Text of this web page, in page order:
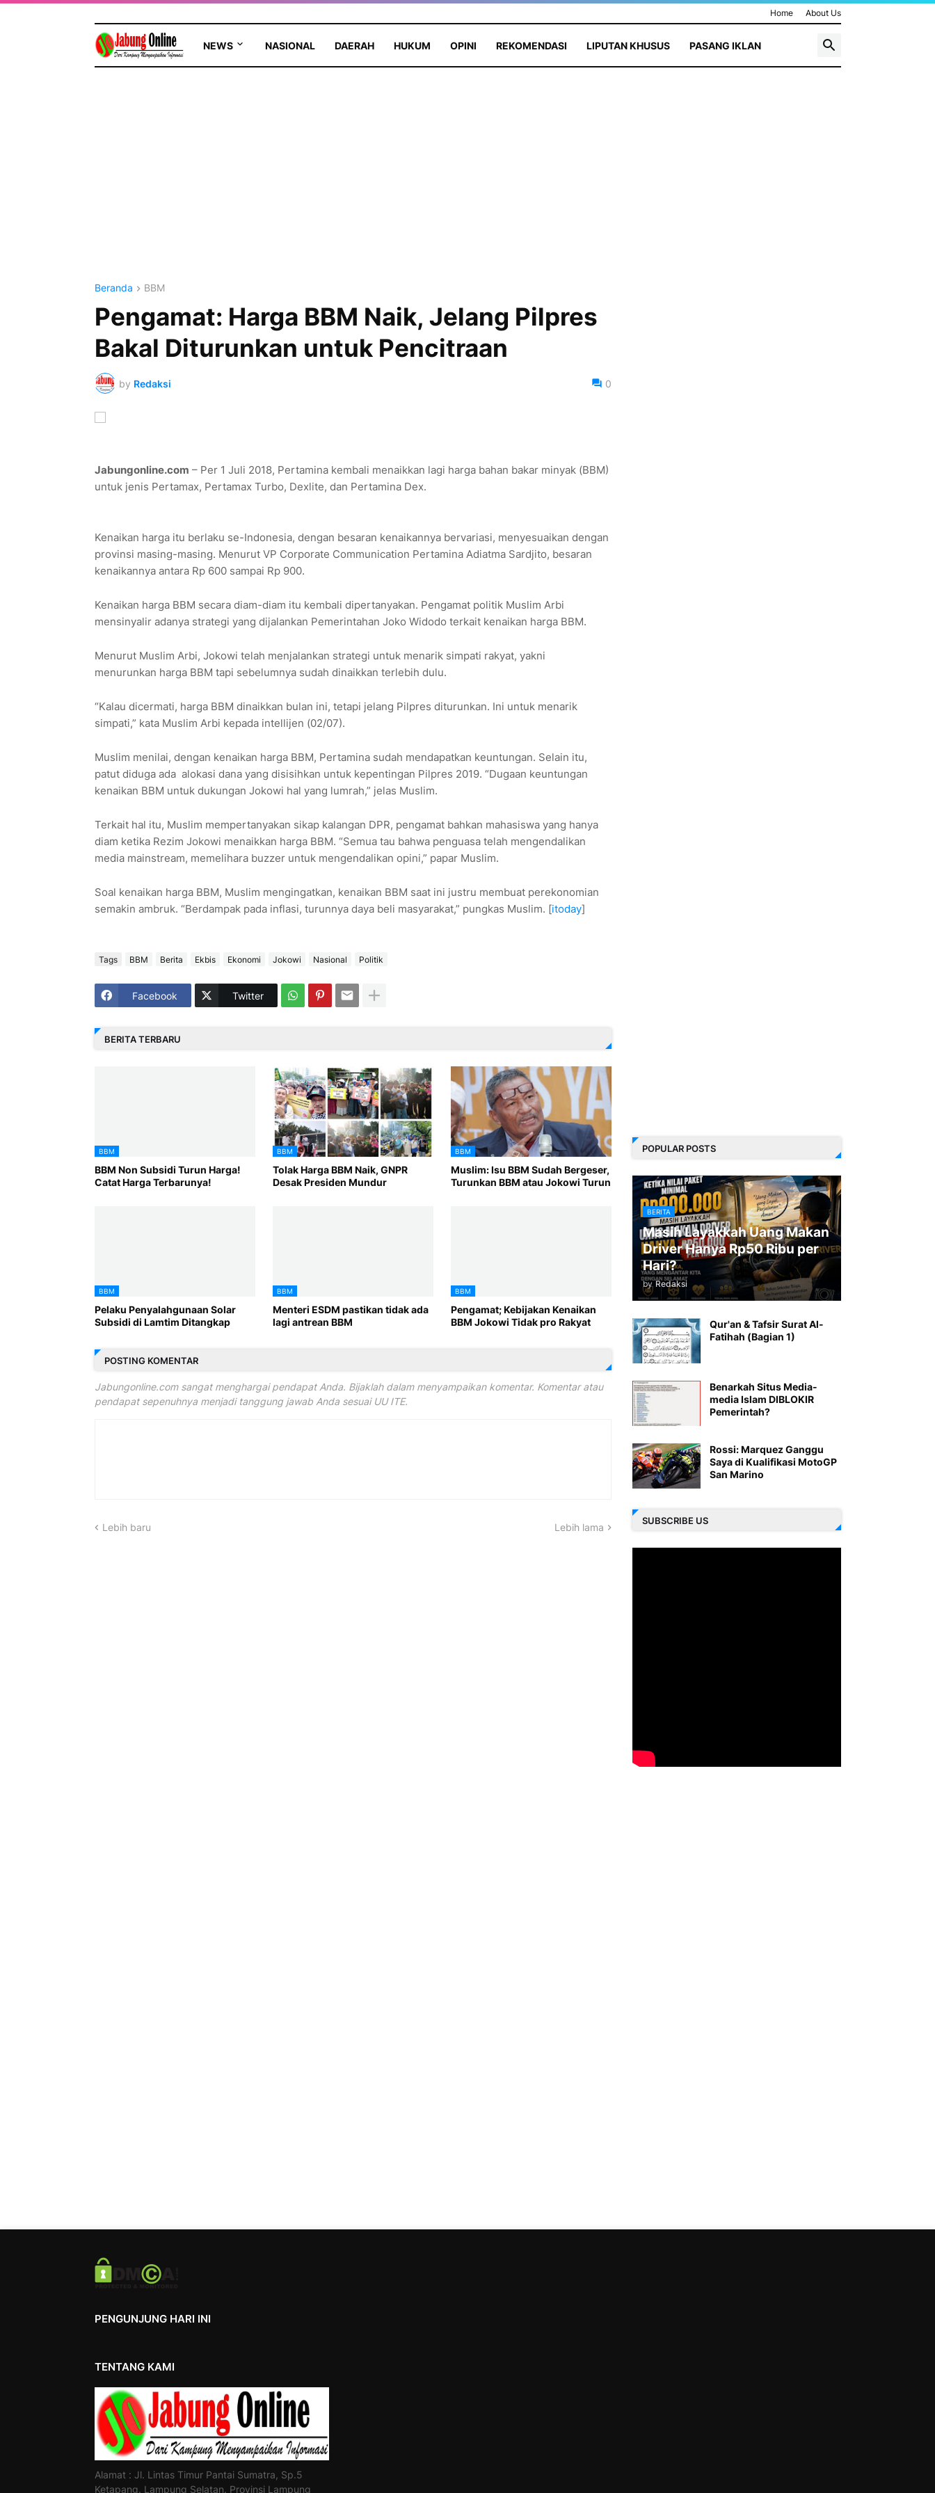
Home About Us
NEWS NASIONAL DAERAH HUKUM OPINI REKOMENDASI LIPUTAN KHUSUS PASANG IKLAN
Beranda BBM
Pengamat: Harga BBM Naik, Jelang Pilpres
Bakal Diturunkan untuk Pencitraan
by Redaksi 0
Jabungonline.com – Per 1 Juli 2018, Pertamina kembali menaikkan lagi harga bahan bakar minyak (BBM)
untuk jenis Pertamax, Pertamax Turbo, Dexlite, dan Pertamina Dex.
Kenaikan harga itu berlaku se-Indonesia, dengan besaran kenaikannya bervariasi, menyesuaikan dengan
provinsi masing-masing. Menurut VP Corporate Communication Pertamina Adiatma Sardjito, besaran
kenaikannya antara Rp 600 sampai Rp 900.
Kenaikan harga BBM secara diam-diam itu kembali dipertanyakan. Pengamat politik Muslim Arbi
mensinyalir adanya strategi yang dijalankan Pemerintahan Joko Widodo terkait kenaikan harga BBM.
Menurut Muslim Arbi, Jokowi telah menjalankan strategi untuk menarik simpati rakyat, yakni
menurunkan harga BBM tapi sebelumnya sudah dinaikkan terlebih dulu.
“Kalau dicermati, harga BBM dinaikkan bulan ini, tetapi jelang Pilpres diturunkan. Ini untuk menarik
simpati,” kata Muslim Arbi kepada intellijen (02/07).
Muslim menilai, dengan kenaikan harga BBM, Pertamina sudah mendapatkan keuntungan. Selain itu,
patut diduga ada alokasi dana yang disisihkan untuk kepentingan Pilpres 2019. “Dugaan keuntungan
kenaikan BBM untuk dukungan Jokowi hal yang lumrah,” jelas Muslim.
Terkait hal itu, Muslim mempertanyakan sikap kalangan DPR, pengamat bahkan mahasiswa yang hanya
diam ketika Rezim Jokowi menaikkan harga BBM. “Semua tau bahwa penguasa telah mengendalikan
media mainstream, memelihara buzzer untuk mengendalikan opini,” papar Muslim.
Soal kenaikan harga BBM, Muslim mengingatkan, kenaikan BBM saat ini justru membuat perekonomian
semakin ambruk. “Berdampak pada inflasi, turunnya daya beli masyarakat,” pungkas Muslim. [itoday]
Tags BBM Berita Ekbis Ekonomi Jokowi Nasional Politik
Facebook Twitter
BERITA TERBARU
BBM
BBM Non Subsidi Turun Harga!
Catat Harga Terbarunya!
BBM
Tolak Harga BBM Naik, GNPR
Desak Presiden Mundur
BBM
Muslim: Isu BBM Sudah Bergeser,
Turunkan BBM atau Jokowi Turun
BBM
Pelaku Penyalahgunaan Solar
Subsidi di Lamtim Ditangkap
BBM
Menteri ESDM pastikan tidak ada
lagi antrean BBM
BBM
Pengamat; Kebijakan Kenaikan
BBM Jokowi Tidak pro Rakyat
POSTING KOMENTAR
Jabungonline.com sangat menghargai pendapat Anda. Bijaklah dalam menyampaikan komentar. Komentar atau
pendapat sepenuhnya menjadi tanggung jawab Anda sesuai UU ITE.
Lebih baru Lebih lama
POPULAR POSTS
BERITA
Masih Layakkah Uang Makan
Driver Hanya Rp50 Ribu per
Hari?
by Redaksi
Qur'an & Tafsir Surat Al-
Fatihah (Bagian 1)
Benarkah Situs Media-
media Islam DIBLOKIR
Pemerintah?
Rossi: Marquez Ganggu
Saya di Kualifikasi MotoGP
San Marino
SUBSCRIBE US
PENGUNJUNG HARI INI
TENTANG KAMI
Alamat : Jl. Lintas Timur Pantai Sumatra, Sp.5
Ketapang. Lampung Selatan. Provinsi Lampung